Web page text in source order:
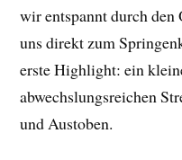
wir entspannt durch
uns direkt zum
erste Highlight: ein
abwechslungsreichen
und Austoben.